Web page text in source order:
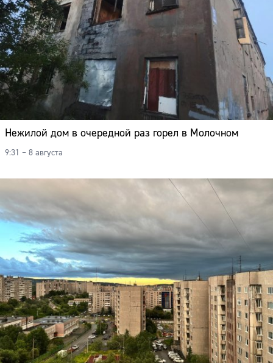
Нежилой дом в очередной раз горел в Молочном
9:31 – 8 августа
Сайт: